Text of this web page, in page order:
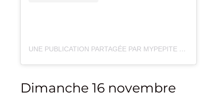
UNE PUBLICATION PARTAGÉE PAR MYPEPITE EVENTS – ANNECY (@MY_PEPITE_EVENTS)
Dimanche 16 novembre